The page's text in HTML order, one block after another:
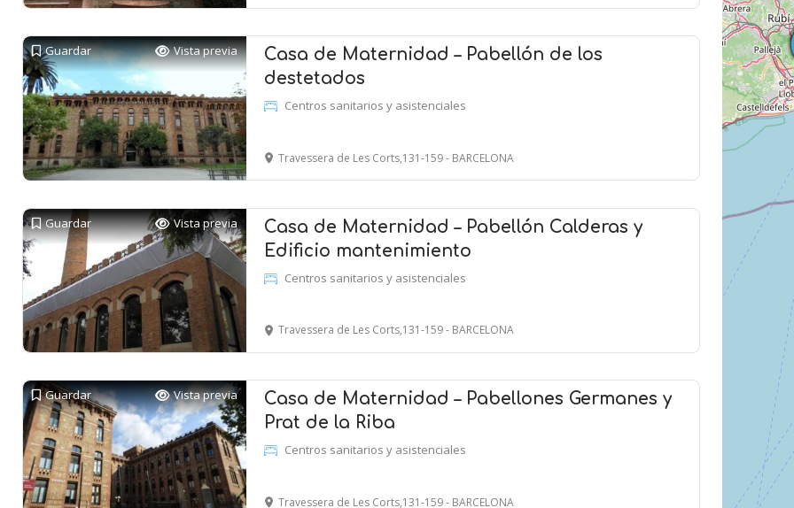
Guardar Vista previa
Casa de Maternidad – Pabellón de los
destetados
Centros sanitarios y asistenciales
Travessera de Les Corts,131-159 - BARCELONA
Guardar Vista previa
Casa de Maternidad – Pabellón Calderas y
Edificio mantenimiento
Centros sanitarios y asistenciales
Travessera de Les Corts,131-159 - BARCELONA
Guardar Vista previa
Casa de Maternidad – Pabellones Germanes y
Prat de la Riba
Centros sanitarios y asistenciales
Travessera de Les Corts,131-159 - BARCELONA